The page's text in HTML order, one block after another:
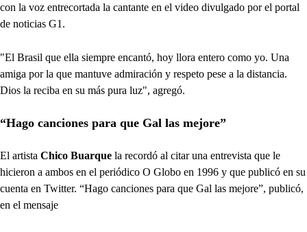
con la voz entrecortada la cantante en el video divulgado por el portal
de noticias G1.
"El Brasil que ella siempre encantó, hoy llora entero como yo. Una
amiga por la que mantuve admiración y respeto pese a la distancia.
Dios la reciba en su más pura luz", agregó.
“Hago canciones para que Gal las mejore”
El artista Chico Buarque la recordó al citar una entrevista que le
hicieron a ambos en el periódico O Globo en 1996 y que publicó en su
cuenta en Twitter. “Hago canciones para que Gal las mejore”, publicó,
en el mensaje